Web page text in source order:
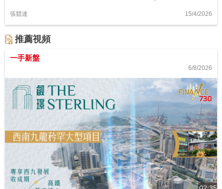
張競達 15/4/2026
推薦視頻
一手新盤
6/8/2026